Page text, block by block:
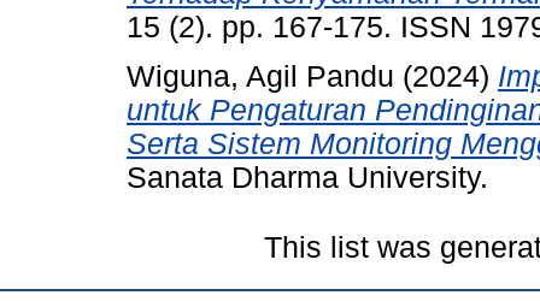
15 (2). pp. 167-175. ISSN
Wiguna, Agil Pandu (2024)
untuk Pengaturan
Serta Sistem Monitoring
Sanata Dharma University.
This list was